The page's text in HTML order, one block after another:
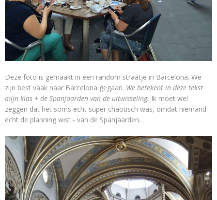
Deze foto is gemaakt in een random straatje in Barcelona. We
zijn best vaak naar Barcelona gegaan. We betekent in deze tekst
mijn klas + de Spanjaarden van de uitwisseling. Ik moet wel
zeggen dat het soms echt super chaotisch was, omdat niemand
echt de planning wist - van de Spanjaarden.